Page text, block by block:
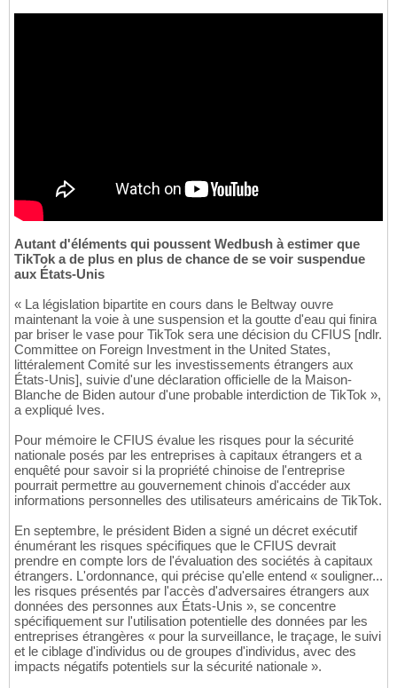
Autant d'éléments qui poussent Wedbush à estimer que
TikTok a de plus en plus de chance de se voir suspendue
aux États-Unis
« La législation bipartite en cours dans le Beltway ouvre
maintenant la voie à une suspension et la goutte d'eau qui finira
par briser le vase pour TikTok sera une décision du CFIUS [ndlr.
Committee on Foreign Investment in the United States,
littéralement Comité sur les investissements étrangers aux
États-Unis], suivie d'une déclaration officielle de la Maison-
Blanche de Biden autour d'une probable interdiction de TikTok »,
a expliqué Ives.
Pour mémoire le CFIUS évalue les risques pour la sécurité
nationale posés par les entreprises à capitaux étrangers et a
enquêté pour savoir si la propriété chinoise de l'entreprise
pourrait permettre au gouvernement chinois d'accéder aux
informations personnelles des utilisateurs américains de TikTok.
En septembre, le président Biden a signé un décret exécutif
énumérant les risques spécifiques que le CFIUS devrait
prendre en compte lors de l'évaluation des sociétés à capitaux
étrangers. L'ordonnance, qui précise qu'elle entend « souligner...
les risques présentés par l'accès d'adversaires étrangers aux
données des personnes aux États-Unis », se concentre
spécifiquement sur l'utilisation potentielle des données par les
entreprises étrangères « pour la surveillance, le traçage, le suivi
et le ciblage d'individus ou de groupes d'individus, avec des
impacts négatifs potentiels sur la sécurité nationale ».